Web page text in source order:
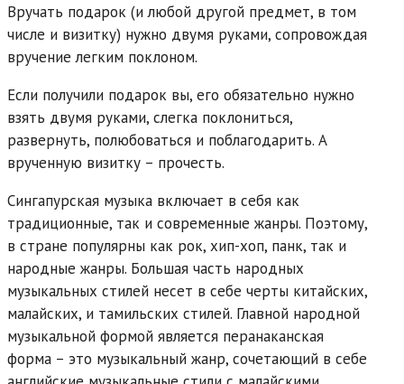
Вручать подарок (и любой другой предмет, в том
числе и визитку) нужно двумя руками, сопровождая
вручение легким поклоном.
Если получили подарок вы, его обязательно нужно
взять двумя руками, слегка поклониться,
развернуть, полюбоваться и поблагодарить. А
врученную визитку – прочесть.
Сингапурская музыка включает в себя как
традиционные, так и современные жанры. Поэтому,
в стране популярны как рок, хип-хоп, панк, так и
народные жанры. Большая часть народных
музыкальных стилей несет в себе черты китайских,
малайских, и тамильских стилей. Главной народной
музыкальной формой является перанаканская
форма – это музыкальный жанр, сочетающий в себе